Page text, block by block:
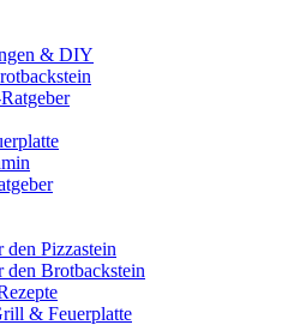
& DIY
den Pizzastein
den Brotbackstein
& Feuerplatte